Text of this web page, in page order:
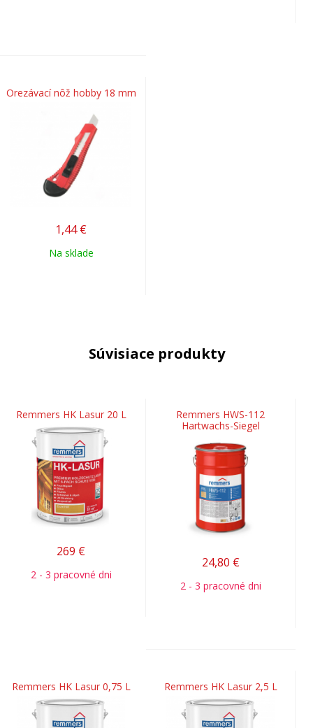
Orezávací nôž hobby 18 mm
1,44 €
Na sklade
Súvisiace produkty
Remmers HK Lasur 20 L
269 €
2 - 3 pracovné dni
Remmers HWS-112
Hartwachs-Siegel
24,80 €
2 - 3 pracovné dni
Remmers HK Lasur 0,75 L Remmers HK Lasur 2,5 L